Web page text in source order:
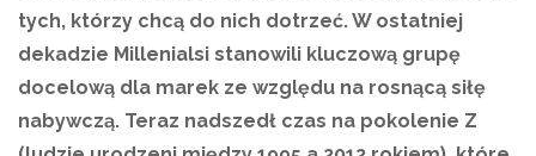
tych, którzy chcą do nich dotrzeć. W ostatniej
dekadzie Millenialsi stanowili kluczową grupę
docelową dla marek ze względu na rosnącą siłę
nabywczą. Teraz nadszedł czas na pokolenie Z